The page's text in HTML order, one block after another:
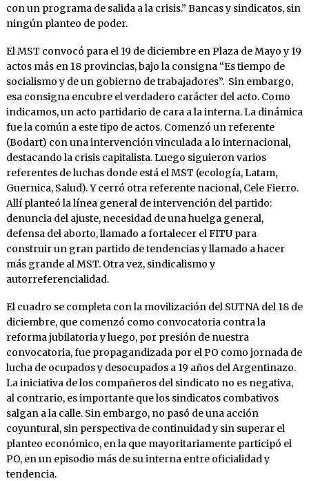
con un programa de salida a la crisis.” Bancas y sindicatos, sin
ningún planteo de poder.
El MST convocó para el 19 de diciembre en Plaza de Mayo y 19
actos más en 18 provincias, bajo la consigna “Es tiempo de
socialismo y de un gobierno de trabajadores”. Sin embargo,
esa consigna encubre el verdadero carácter del acto. Como
indicamos, un acto partidario de cara a la interna. La dinámica
fue la común a este tipo de actos. Comenzó un referente
(Bodart) con una intervención vinculada a lo internacional,
destacando la crisis capitalista. Luego siguieron varios
referentes de luchas donde está el MST (ecología, Latam,
Guernica, Salud). Y cerró otra referente nacional, Cele Fierro.
Allí planteó la línea general de intervención del partido:
denuncia del ajuste, necesidad de una huelga general,
defensa del aborto, llamado a fortalecer el FITU para
construir un gran partido de tendencias y llamado a hacer
más grande al MST. Otra vez, sindicalismo y
autorreferencialidad.
El cuadro se completa con la movilización del SUTNA del 18 de
diciembre, que comenzó como convocatoria contra la
reforma jubilatoria y luego, por presión de nuestra
convocatoria, fue propagandizada por el PO como jornada de
lucha de ocupados y desocupados a 19 años del Argentinazo.
La iniciativa de los compañeros del sindicato no es negativa,
al contrario, es importante que los sindicatos combativos
salgan a la calle. Sin embargo, no pasó de una acción
coyuntural, sin perspectiva de continuidad y sin superar el
planteo económico, en la que mayoritariamente participó el
PO, en un episodio más de su interna entre oficialidad y
tendencia.